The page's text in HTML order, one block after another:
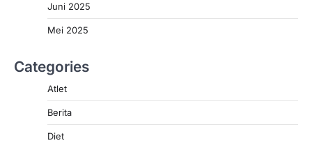
Juni 2025
Mei 2025
Categories
Atlet
Berita
Diet